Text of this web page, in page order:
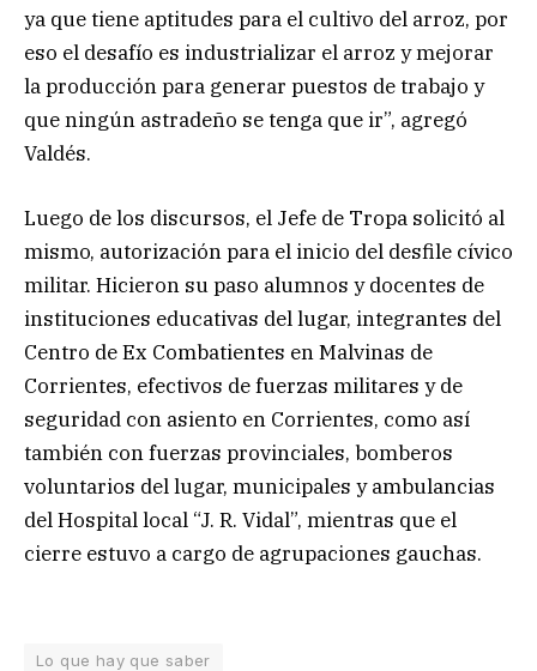
ya que tiene aptitudes para el cultivo del arroz, por
eso el desafío es industrializar el arroz y mejorar
la producción para generar puestos de trabajo y
que ningún astradeño se tenga que ir”, agregó
Valdés.
Luego de los discursos, el Jefe de Tropa solicitó al
mismo, autorización para el inicio del desfile cívico
militar. Hicieron su paso alumnos y docentes de
instituciones educativas del lugar, integrantes del
Centro de Ex Combatientes en Malvinas de
Corrientes, efectivos de fuerzas militares y de
seguridad con asiento en Corrientes, como así
también con fuerzas provinciales, bomberos
voluntarios del lugar, municipales y ambulancias
del Hospital local “J. R. Vidal”, mientras que el
cierre estuvo a cargo de agrupaciones gauchas.
Lo que hay que saber